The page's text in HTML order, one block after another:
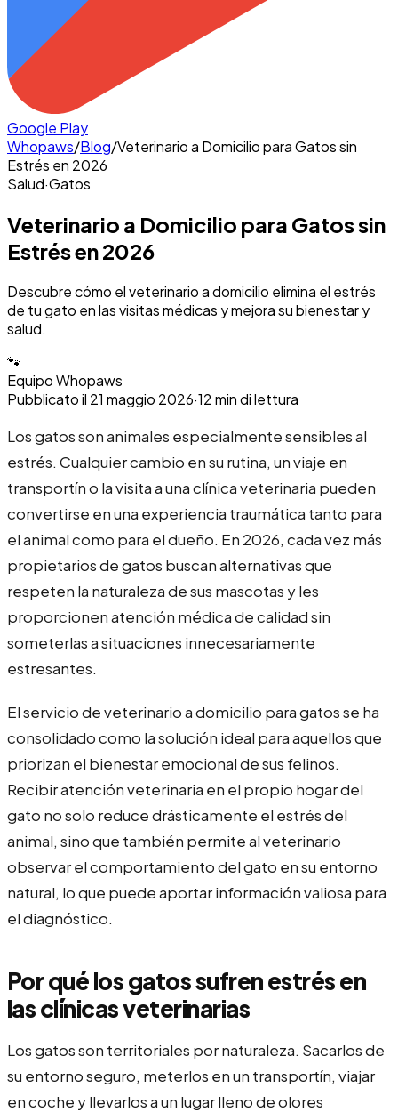
Google Play
Whopaws/Blog/Veterinario a Domicilio para Gatos sin
Estrés en 2026
Salud·Gatos
Veterinario a Domicilio para Gatos sin
Estrés en 2026
Descubre cómo el veterinario a domicilio elimina el estrés
de tu gato en las visitas médicas y mejora su bienestar y
salud.
🐾
Equipo Whopaws
Pubblicato il 21 maggio 2026·12min di lettura
Los gatos son animales especialmente sensibles al
estrés. Cualquier cambio en su rutina, un viaje en
transportín o la visita a una clínica veterinaria pueden
convertirse en una experiencia traumática tanto para
el animal como para el dueño. En 2026, cada vez más
propietarios de gatos buscan alternativas que
respeten la naturaleza de sus mascotas y les
proporcionen atención médica de calidad sin
someterlas a situaciones innecesariamente
estresantes.
El servicio de veterinario a domicilio para gatos se ha
consolidado como la solución ideal para aquellos que
priorizan el bienestar emocional de sus felinos.
Recibir atención veterinaria en el propio hogar del
gato no solo reduce drásticamente el estrés del
animal, sino que también permite al veterinario
observar el comportamiento del gato en su entorno
natural, lo que puede aportar información valiosa para
el diagnóstico.
Por qué los gatos sufren estrés en
las clínicas veterinarias
Los gatos son territoriales por naturaleza. Sacarlos de
su entorno seguro, meterlos en un transportín, viajar
en coche y llevarlos a un lugar lleno de olores